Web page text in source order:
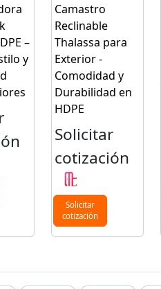
–
y
Camastro
Reclinable
Thalassa para
Exterior -
Comodidad y
Durabilidad en
HDPE
Solicitar
cotización
Solicitar
cotización